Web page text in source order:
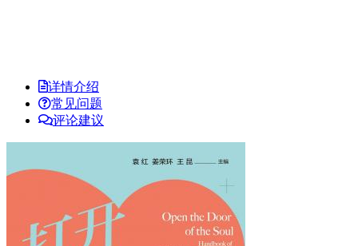
详情介绍
常见问题
评论建议